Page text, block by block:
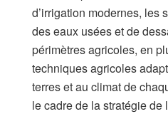
d’irrigation modernes, les
des eaux usées et de
périmètres agricoles, en
techniques agricoles
terres et au climat de
le cadre de la stratégie de